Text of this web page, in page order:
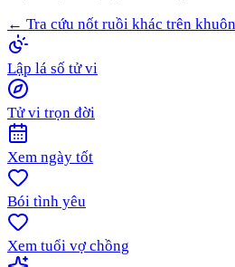
← Tra cứu nốt ruồi khác trên
Lập lá số tử vi
Tử vi trọn đời
Xem ngày tốt
Bói tình yêu
Xem tuổi vợ chồng